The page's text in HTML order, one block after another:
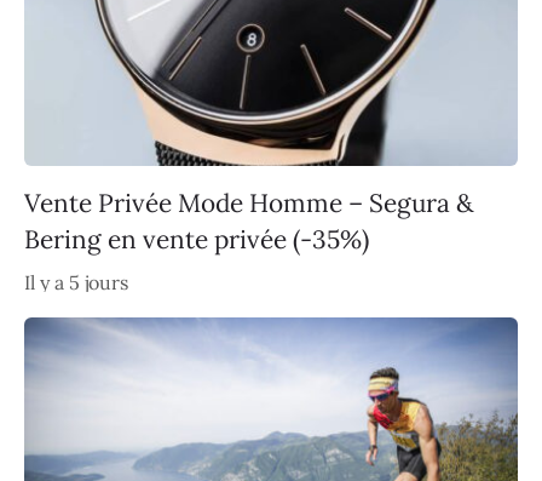
Vente Privée Mode Homme – Segura &
Bering en vente privée (-35%)
Il y a 5 jours